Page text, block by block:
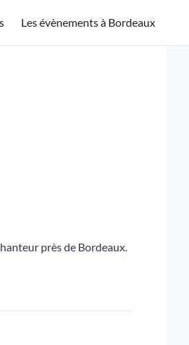
Les évènements à Bordeaux
près de Bordeaux.